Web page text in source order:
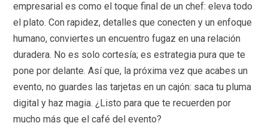
empresarial es como el toque final de un chef: eleva todo
el plato. Con rapidez, detalles que conecten y un enfoque
humano, conviertes un encuentro fugaz en una relación
duradera. No es solo cortesía; es estrategia pura que te
pone por delante. Así que, la próxima vez que acabes un
evento, no guardes las tarjetas en un cajón: saca tu pluma
digital y haz magia. ¿Listo para que te recuerden por
mucho más que el café del evento?